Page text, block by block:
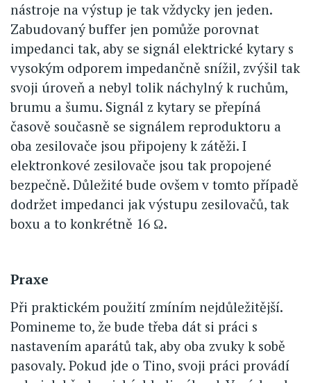
nástroje na výstup je tak vždycky jen jeden.
Zabudovaný buffer jen pomůže porovnat
impedanci tak, aby se signál elektrické kytary s
vysokým odporem impedančně snížil, zvýšil tak
svoji úroveň a nebyl tolik náchylný k ruchům,
brumu a šumu. Signál z kytary se přepíná
časově současně se signálem reproduktoru a
oba zesilovače jsou připojeny k zátěži. I
elektronkové zesilovače jsou tak propojené
bezpečně. Důležité bude ovšem v tomto případě
dodržet impedanci jak výstupu zesilovačů, tak
boxu a to konkrétně 16 Ω.
Praxe
Při praktickém použití zmíním nejdůležitější.
Pomineme to, že bude třeba dát si práci s
nastavením aparátů tak, aby oba zvuky k sobě
pasovaly. Pokud jde o Tino, svoji práci provádí